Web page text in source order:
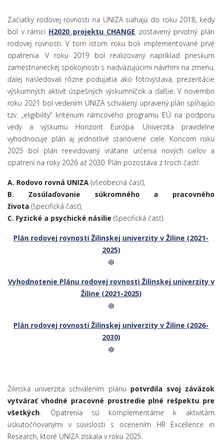
Začiatky rodovej rovnosti na UNIZA siahajú do roku 2018, kedy
bol v rámci H2020 projektu CHANGE zostavený prvotný plán
rodovej rovnosti. V tom istom roku boli implementované prvé
opatrenia. V roku 2019 bol realizovaný napríklad prieskum
zamestnaneckej spokojnosti s nadväzujúcimi návrhmi na zmenu,
ďalej nasledovali rôzne podujatia ako fotovýstava, prezentácie
výskumných aktivít úspešných výskumníčok a ďalšie. V novembri
roku 2021 bol vedením UNIZA schválený upravený plán spĺňajúci
tzv. „eligibility“ kritérium rámcového programu EÚ na podporu
vedy a výskumu Horizont Európa. Univerzita pravidelne
vyhodnocuje plán aj jednotlivé stanovené ciele. Koncom roku
2025 bol plán reevidovaný vrátane určenia nových cieľov a
opatrení na roky 2026 až 2030. Plán pozostáva z troch častí:
A. Rodovo rovná UNIZA (všeobecná časť),
B. Zosúlaďovanie súkromného a pracovného
života (špecifická časť),
C. Fyzické a psychické násilie (špecifická časť).
Plán rodovej rovnosti Žilinskej univerzity v Žiline (2021-
2025)
Vyhodnotenie Plánu rodovej rovnosti Žilinskej univerzity v
Žiline (2021-2025)
Plán rodovej rovnosti Žilinskej univerzity v Žiline (2026-
2030)
Žilinská univerzita schválením plánu potvrdila svoj záväzok
vytvárať vhodné pracovné prostredie plné rešpektu pre
všetkých. Opatrenia sú komplementárne k aktivitám
uskutočňovanými v súvislosti s ocenením HR Excellence in
Research, ktoré UNIZA získala v roku 2025.